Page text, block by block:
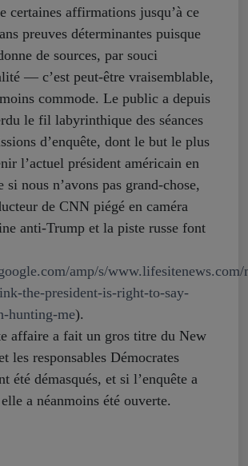
certaines affirmations jusqu’à ce
preuves déterminantes puisque
de sources, par souci
— c’est peut-être vraisemblable,
commode. Le public a depuis
le fil labyrinthique des séances
d’enquête, dont le but le plus
l’actuel président américain en
si nous n’avons pas grand-chose,
de CNN piégé en caméra
anti-Trump et la piste russe font
amp/s/
the-president-is-right-to-say-
hunting-me).
affaire a fait un gros titre du New
les responsables Démocrates
été démasqués, et si l’enquête a
a néanmoins été ouverte.